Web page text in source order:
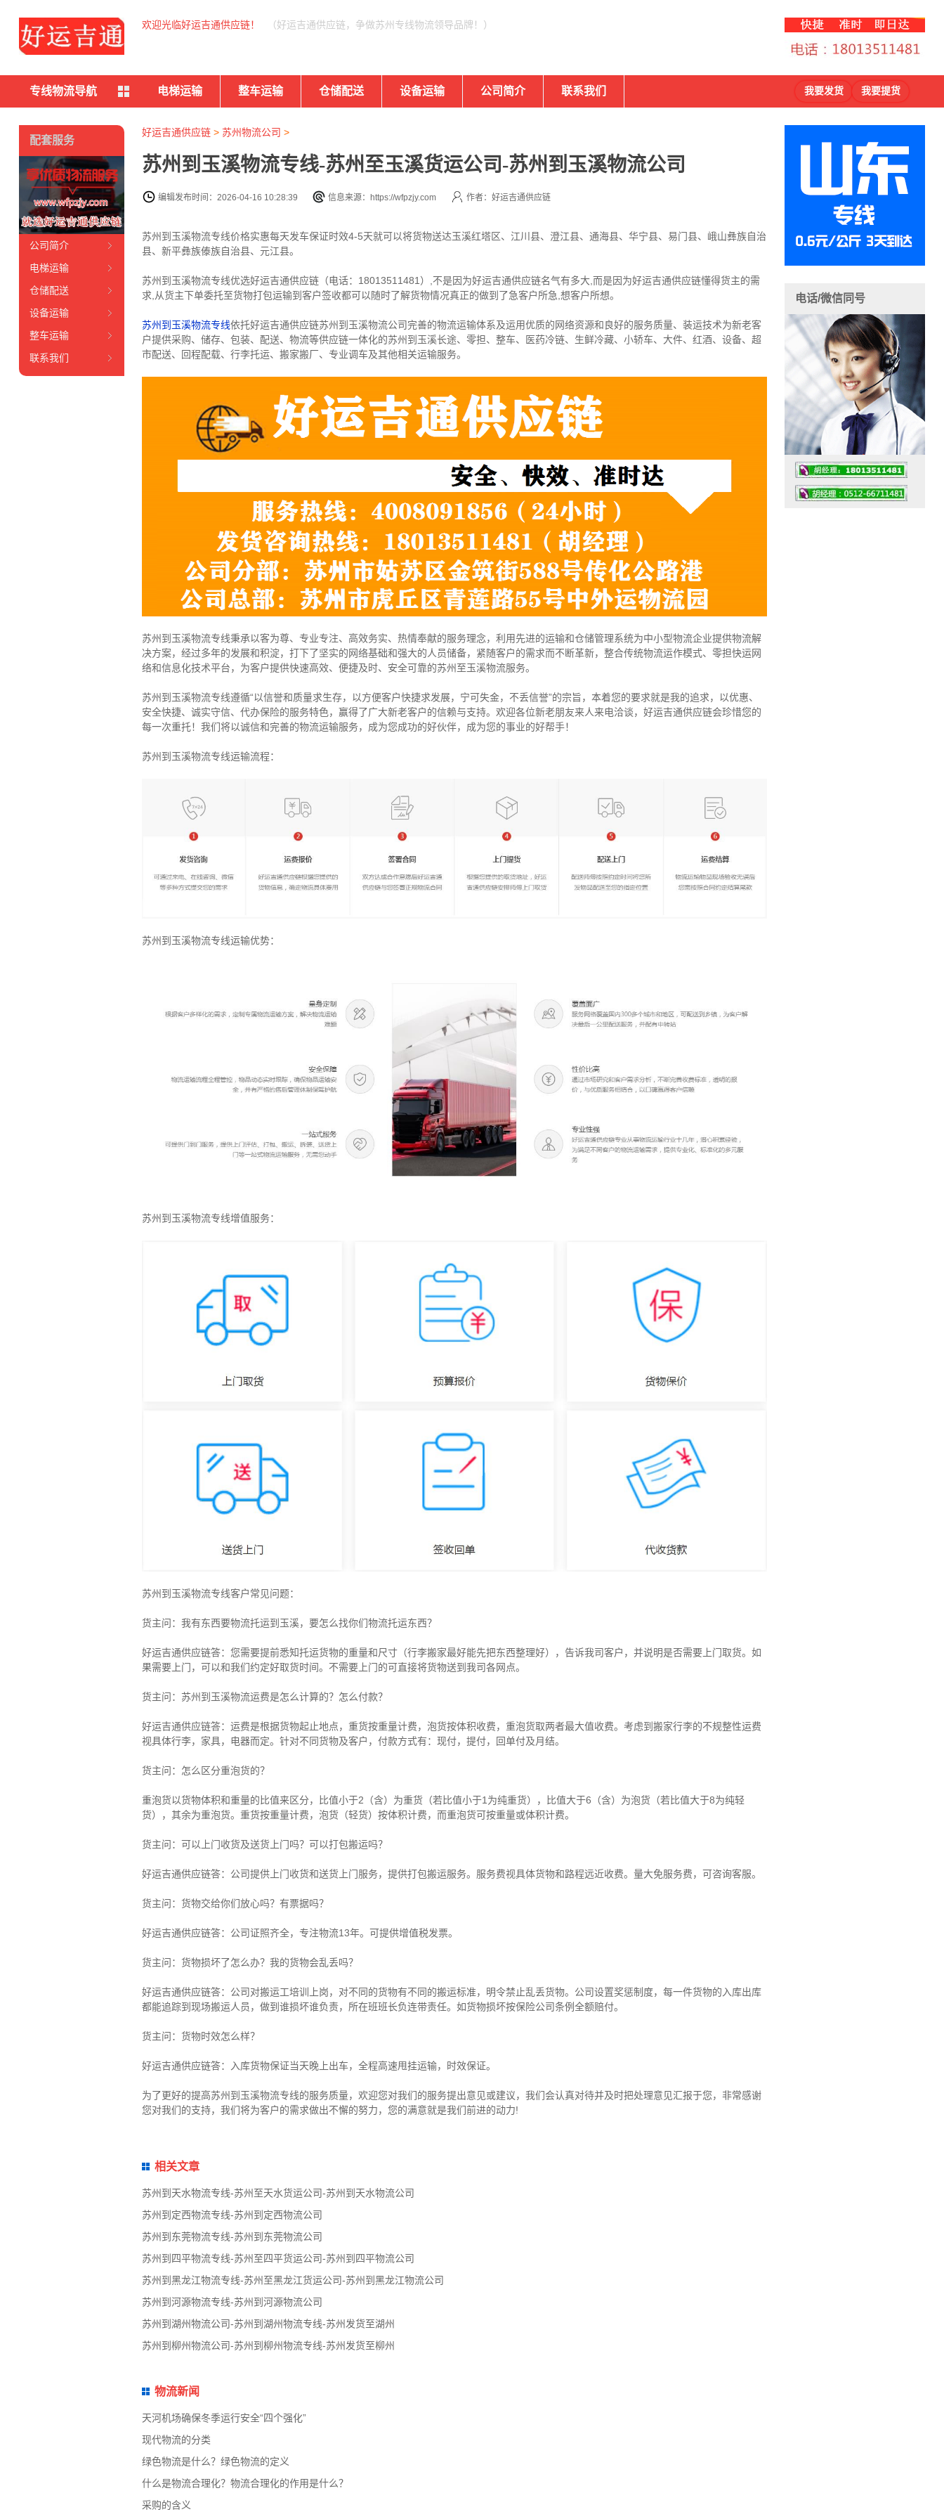
欢迎光临好运吉通供应链！ （好运吉通供应链，争做苏州专线物流领导品牌！）
专线物流导航 电梯运输 整车运输 仓储配送 设备运输 公司简介 联系我们 我要发货 我要提货
好运吉通供应链> 苏州物流公司 >
苏州到玉溪物流专线-苏州至玉溪货运公司-苏州到玉溪物流公司
编辑发布时间：2026-04-16 10:28:39 信息来源：https://wfpzjy.com 作者：好运吉通供应链
苏州到玉溪物流专线价格实惠每天发车保证时效4-5天就可以将货物送达玉溪红塔区、江川县、澄江县、通海县、华宁县、易门县、峨山彝族自治
县、新平彝族傣族自治县、元江县。
苏州到玉溪物流专线优选好运吉通供应链（电话：18013511481）,不是因为好运吉通供应链名气有多大,而是因为好运吉通供应链懂得货主的需
求,从货主下单委托至货物打包运输到客户签收都可以随时了解货物情况真正的做到了急客户所急,想客户所想。
苏州到玉溪物流专线依托好运吉通供应链苏州到玉溪物流公司完善的物流运输体系及运用优质的网络资源和良好的服务质量、装运技术为新老客
户提供采购、储存、包装、配送、物流等供应链一体化的苏州到玉溪长途、零担、整车、医药冷链、生鲜冷藏、小轿车、大件、红酒、设备、超
市配送、回程配载、行李托运、搬家搬厂、专业调车及其他相关运输服务。
苏州到玉溪物流专线秉承以客为尊、专业专注、高效务实、热情奉献的服务理念，利用先进的运输和仓储管理系统为中小型物流企业提供物流解
决方案，经过多年的发展和积淀，打下了坚实的网络基础和强大的人员储备，紧随客户的需求而不断革新，整合传统物流运作模式、零担快运网
络和信息化技术平台，为客户提供快速高效、便捷及时、安全可靠的苏州至玉溪物流服务。
苏州到玉溪物流专线遵循“以信誉和质量求生存，以方便客户快捷求发展，宁可失金，不丢信誉”的宗旨，本着您的要求就是我的追求，以优惠、
安全快捷、诚实守信、代办保险的服务特色，赢得了广大新老客户的信赖与支持。欢迎各位新老朋友来人来电洽谈，好运吉通供应链会珍惜您的
每一次重托！我们将以诚信和完善的物流运输服务，成为您成功的好伙伴，成为您的事业的好帮手！
苏州到玉溪物流专线运输流程：
苏州到玉溪物流专线运输优势：
苏州到玉溪物流专线增值服务：
苏州到玉溪物流专线客户常见问题：
货主问：我有东西要物流托运到玉溪，要怎么找你们物流托运东西？
好运吉通供应链答：您需要提前悉知托运货物的重量和尺寸（行李搬家最好能先把东西整理好），告诉我司客户，并说明是否需要上门取货。如
果需要上门，可以和我们约定好取货时间。不需要上门的可直接将货物送到我司各网点。
货主问：苏州到玉溪物流运费是怎么计算的？怎么付款？
好运吉通供应链答：运费是根据货物起止地点，重货按重量计费，泡货按体积收费，重泡货取两者最大值收费。考虑到搬家行李的不规整性运费
视具体行李，家具，电器而定。针对不同货物及客户，付款方式有：现付，提付，回单付及月结。
货主问：怎么区分重泡货的？
重泡货以货物体积和重量的比值来区分，比值小于2（含）为重货（若比值小于1为纯重货），比值大于6（含）为泡货（若比值大于8为纯轻
货），其余为重泡货。重货按重量计费，泡货（轻货）按体积计费，而重泡货可按重量或体积计费。
货主问：可以上门收货及送货上门吗？可以打包搬运吗？
好运吉通供应链答：公司提供上门收货和送货上门服务，提供打包搬运服务。服务费视具体货物和路程远近收费。量大免服务费，可咨询客服。
货主问：货物交给你们放心吗？有票据吗？
好运吉通供应链答：公司证照齐全，专注物流13年。可提供增值税发票。
货主问：货物损坏了怎么办？我的货物会乱丢吗？
好运吉通供应链答：公司对搬运工培训上岗，对不同的货物有不同的搬运标准，明令禁止乱丢货物。公司设置奖惩制度，每一件货物的入库出库
都能追踪到现场搬运人员，做到谁损坏谁负责，所在班班长负连带责任。如货物损坏按保险公司条例全额赔付。
货主问：货物时效怎么样？
好运吉通供应链答：入库货物保证当天晚上出车，全程高速甩挂运输，时效保证。
为了更好的提高苏州到玉溪物流专线的服务质量，欢迎您对我们的服务提出意见或建议，我们会认真对待并及时把处理意见汇报于您，非常感谢
您对我们的支持，我们将为客户的需求做出不懈的努力，您的满意就是我们前进的动力!
相关文章
苏州到天水物流专线-苏州至天水货运公司-苏州到天水物流公司
苏州到定西物流专线-苏州到定西物流公司
苏州到东莞物流专线-苏州到东莞物流公司
苏州到四平物流专线-苏州至四平货运公司-苏州到四平物流公司
苏州到黑龙江物流专线-苏州至黑龙江货运公司-苏州到黑龙江物流公司
苏州到河源物流专线-苏州到河源物流公司
苏州到湖州物流公司-苏州到湖州物流专线-苏州发货至湖州
苏州到柳州物流公司-苏州到柳州物流专线-苏州发货至柳州
物流新闻
天河机场确保冬季运行安全“四个强化”
现代物流的分类
绿色物流是什么？绿色物流的定义
什么是物流合理化？物流合理化的作用是什么？
采购的含义
配套服务
公司简介
电梯运输
仓储配送
设备运输
整车运输
联系我们
电话/微信同号